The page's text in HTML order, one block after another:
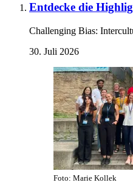
Entdecke die
Challenging Bias:
30. Juli 2026
Foto: Marie Kollek